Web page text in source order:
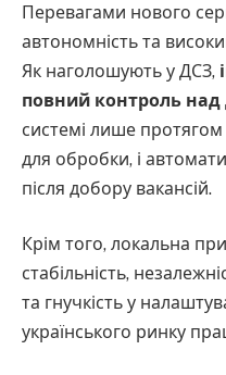
Перевагами нового
автономність та
Як наголошують у ДСЗ,
повний контроль
системі лише протягом
для обробки, і
після добору вакансій.
Крім того, локальна
стабільність,
та гнучкість у
українського ринку